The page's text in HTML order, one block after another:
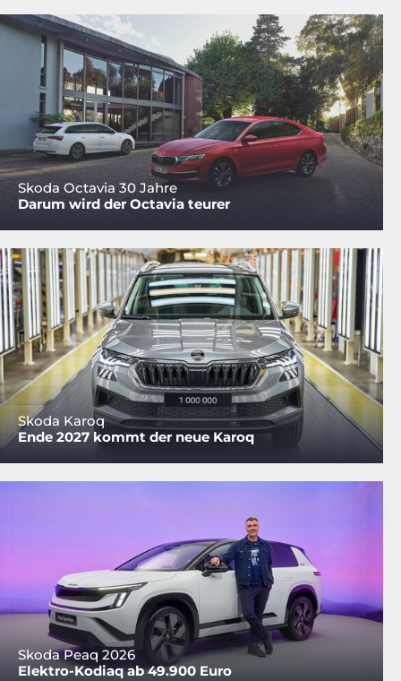
Skoda Octavia 30 Jahre
Darum wird der Octavia teurer
Skoda Karoq
Ende 2027 kommt der neue Karoq
Skoda Peaq 2026
Elektro-Kodiaq ab 49.900 Euro